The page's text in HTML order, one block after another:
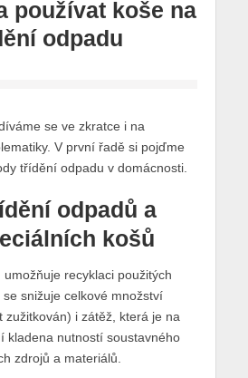
používat koše na
odpadu
se ve zkratce i na
V první řadě si pojďme
třídění odpadu v domácnosti.
odpadů a
košů
recyklaci použitých
snižuje celkové množství
zužitkován) i zátěž, která je na
kladena nutností soustavného
zdrojů a materiálů.